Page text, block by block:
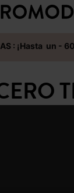
: ¡Hasta un -